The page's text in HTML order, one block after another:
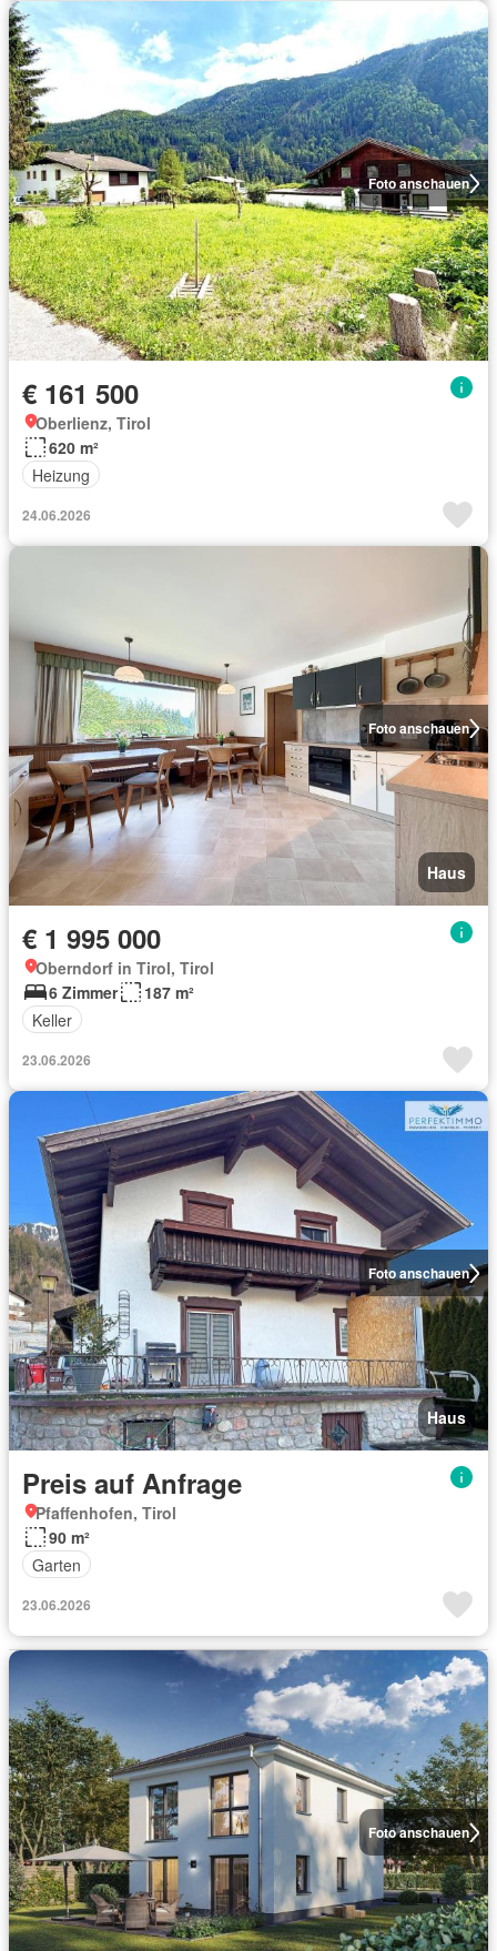
Foto anschauen
€ 161 500
Oberlienz, Tirol
620 m²
Heizung
24.06.2026
Foto anschauen
Haus
€ 1 995 000
Oberndorf in Tirol, Tirol
6 Zimmer
187 m²
Keller
23.06.2026
Foto anschauen
Haus
Preis auf Anfrage
Pfaffenhofen, Tirol
90 m²
Garten
23.06.2026
Foto anschauen